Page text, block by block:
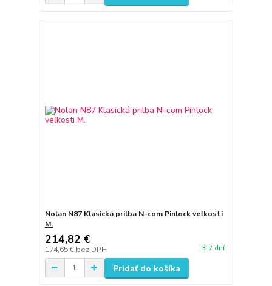
Nolan N87 Klasická prilba N-com Pinlock veľkosti
M.
214,82 €
174,65 € bez DPH 3-7 dní
Pridať do košíka